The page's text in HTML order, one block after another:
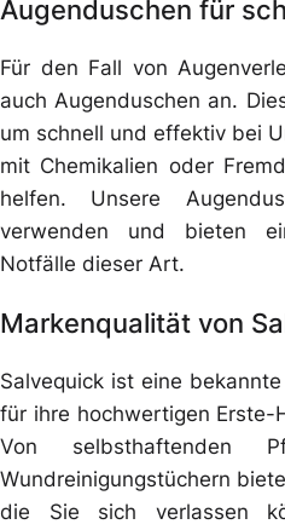
Augenduschen für
Für den Fall von
auch Augenduschen an.
um schnell und effektiv bei
mit Chemikalien oder
helfen. Unsere
verwenden und bieten
Notfälle dieser Art.
Markenqualität von
Salvequick ist eine
für ihre hochwertigen
Von
Wundreinigungstüchern
die Sie sich verlassen